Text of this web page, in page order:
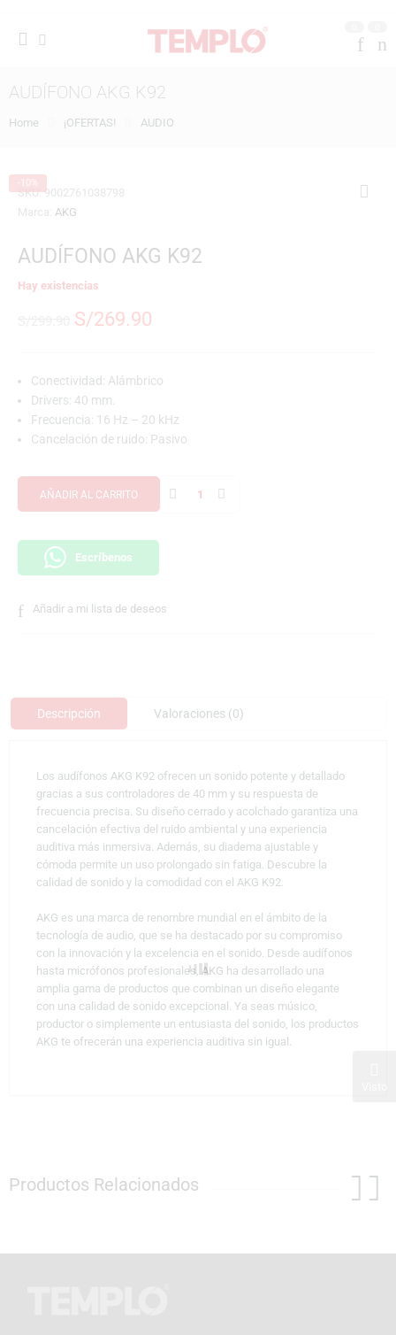
AUDÍFONO AKG K92
Home ¡OFERTAS! AUDIO
-10%
SKU:9002761038798
Marca: AKG
AUDÍFONO AKG K92
Hay existencias
S/269.90
Conectividad: Alámbrico
Drivers: 40 mm.
Frecuencia: 16 Hz – 20 kHz
Cancelación de ruido: Pasivo
AÑADIR AL CARRITO
Escríbenos
Añadir a mi lista de deseos
Descripción Valoraciones (0)
Los audífonos AKG K92 ofrecen un sonido potente y detallado
gracias a sus controladores de 40 mm y su respuesta de
frecuencia precisa. Su diseño cerrado y acolchado garantiza una
cancelación efectiva del ruido ambiental y una experiencia
auditiva más inmersiva. Además, su diadema ajustable y
cómoda permite un uso prolongado sin fatiga. Descubre la
calidad de sonido y la comodidad con el AKG K92.
AKG es una marca de renombre mundial en el ámbito de la
tecnología de audio, que se ha destacado por su compromiso
con la innovación y la excelencia en el sonido. Desde audífonos
hasta micrófonos profesionales, AKG ha desarrollado una
amplia gama de productos que combinan un diseño elegante
con una calidad de sonido excepcional. Ya seas músico,
productor o simplemente un entusiasta del sonido, los productos
AKG te ofrecerán una experiencia auditiva sin igual.
Productos Relacionados